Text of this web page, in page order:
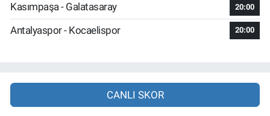
Kasımpaşa - Galatasaray 20:00
Antalyaspor - Kocaelispor 20:00
CANLI SKOR